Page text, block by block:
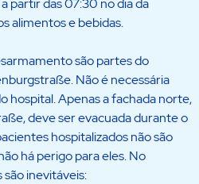
partir das 07:30 no dia da
alimentos e bebidas.
são partes do
Não é necessária
hospital. Apenas a fachada norte,
deve ser evacuada durante o
hospitalizados não são
há perigo para eles. No
inevitáveis: